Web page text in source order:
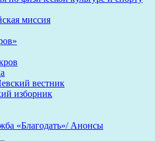
миссия
вестник
изборник
«Благодать»/ Анонсы